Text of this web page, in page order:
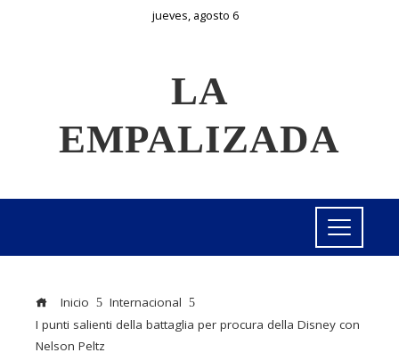
jueves, agosto 6
LA
EMPALIZADA
Inicio
Internacional
I punti salienti della battaglia per procura della Disney con
Nelson Peltz